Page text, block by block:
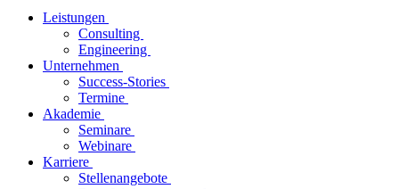
Leistungen
Consulting
Engineering
Unternehmen
Success-Stories
Termine
Akademie
Seminare
Webinare
Karriere
Stellenangebote